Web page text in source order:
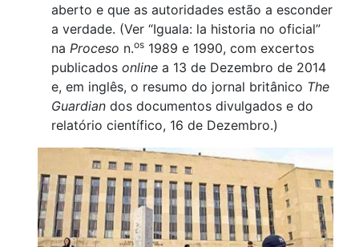
aberto e que as autoridades estão a esconder
a verdade. (Ver “Iguala: la historia no oficial”
na Proceso n.os 1989 e 1990, com excertos
publicados online a 13 de Dezembro de 2014
e, em inglês, o resumo do jornal britânico The
Guardian dos documentos divulgados e do
relatório científico, 16 de Dezembro.)